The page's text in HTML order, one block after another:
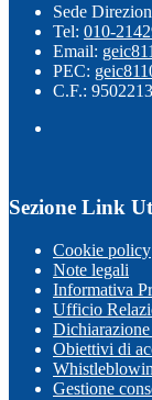
Sede
Tel: 010-
Email:
PEC:
C.F.:
Sezione Link
Cookie policy
Note legali
Informativa
Ufficio
Obiettivi di
Gestione